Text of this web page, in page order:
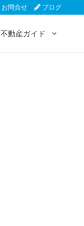
お問合せ ブログ
不動産ガイド